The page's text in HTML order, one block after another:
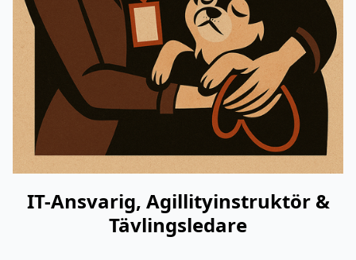
IT-Ansvarig, Agillityinstruktör &
Tävlingsledare